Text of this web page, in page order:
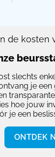
de kosten
slechts
je een
hoe jouw
je een
ONTDEK